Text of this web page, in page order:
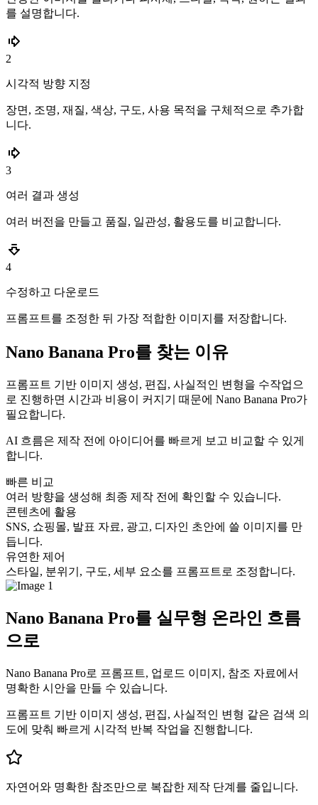
를 설명합니다.
2
시각적 방향 지정
장면, 조명, 재질, 색상, 구도, 사용 목적을 구체적으로 추가합
니다.
3
여러 결과 생성
여러 버전을 만들고 품질, 일관성, 활용도를 비교합니다.
4
수정하고 다운로드
프롬프트를 조정한 뒤 가장 적합한 이미지를 저장합니다.
Nano Banana Pro를 찾는 이유
프롬프트 기반 이미지 생성, 편집, 사실적인 변형을 수작업으
로 진행하면 시간과 비용이 커지기 때문에 Nano Banana Pro가
필요합니다.
AI 흐름은 제작 전에 아이디어를 빠르게 보고 비교할 수 있게
합니다.
빠른 비교
여러 방향을 생성해 최종 제작 전에 확인할 수 있습니다.
콘텐츠에 활용
SNS, 쇼핑몰, 발표 자료, 광고, 디자인 초안에 쓸 이미지를 만
듭니다.
유연한 제어
스타일, 분위기, 구도, 세부 요소를 프롬프트로 조정합니다.
Nano Banana Pro를 실무형 온라인 흐름
으로
Nano Banana Pro로 프롬프트, 업로드 이미지, 참조 자료에서
명확한 시안을 만들 수 있습니다.
프롬프트 기반 이미지 생성, 편집, 사실적인 변형 같은 검색 의
도에 맞춰 빠르게 시각적 반복 작업을 진행합니다.
자연어와 명확한 참조만으로 복잡한 제작 단계를 줄입니다.